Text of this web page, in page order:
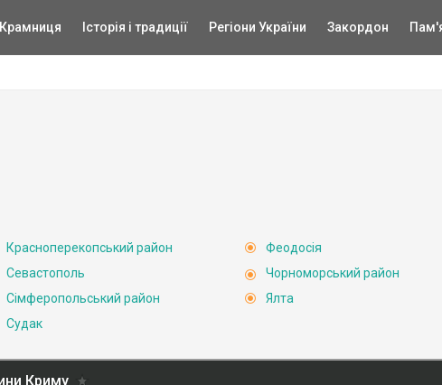
Крамниця Історія і традиції Регіони України Закордон
Красноперекопський район
Севастополь
Сімферопольський район
Судак
Феодосія
Чорноморський район
Ялта